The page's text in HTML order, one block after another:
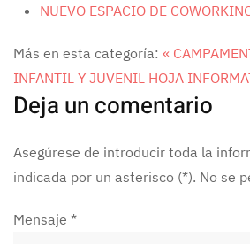
NUEVO ESPACIO DE
Más en esta categoría: «
INFANTIL Y JUVENIL HOJA
Deja un comentario
Asegúrese de introducir toda la
indicada por un asterisco (*). No se
Mensaje *